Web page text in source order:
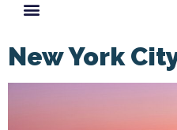
New York